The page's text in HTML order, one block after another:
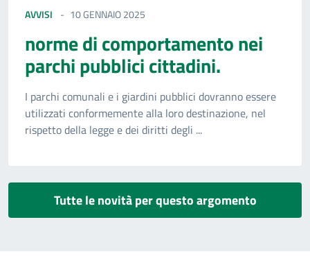
AVVISI 10 GENNAIO 2025
norme di comportamento nei
parchi pubblici cittadini.
I parchi comunali e i giardini pubblici dovranno essere
utilizzati conformemente alla loro destinazione, nel
rispetto della legge e dei diritti degli ...
Tutte le novità per questo argomento